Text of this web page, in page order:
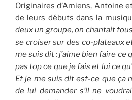
Originaires d’Amiens, Antoine
de leurs débuts dans la
deux un groupe, on chantait
se croiser sur des co-plateaux
me suis dit : j’aime bien faire ce
pas top ce que je fais et lui ce
Et je me suis dit est-ce que ça
de lui demander s’il ne